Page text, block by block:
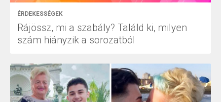
ÉRDEKESSÉGEK
Rájössz, mi a szabály? Találd ki, milyen
szám hiányzik a sorozatból